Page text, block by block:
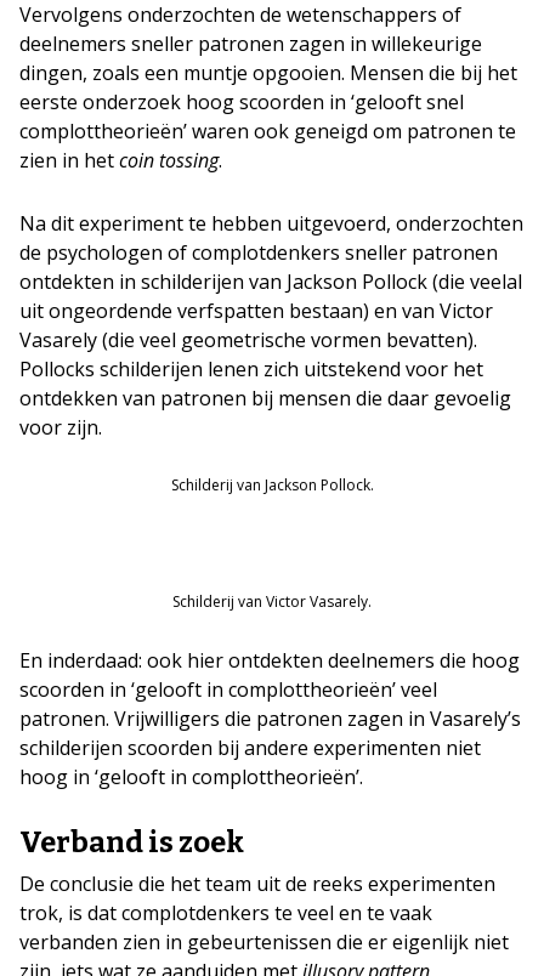
Vervolgens onderzochten de wetenschappers of
deelnemers sneller patronen zagen in willekeurige
dingen, zoals een muntje opgooien. Mensen die bij het
eerste onderzoek hoog scoorden in ‘gelooft snel
complottheorieën’ waren ook geneigd om patronen te
zien in hetcoin tossing.
Na dit experiment te hebben uitgevoerd, onderzochten
de psychologen of complotdenkers sneller patronen
ontdekten in schilderijen van Jackson Pollock (die veelal
uit ongeordende verfspatten bestaan) en van Victor
Vasarely (die veel geometrische vormen bevatten).
Pollocks schilderijen lenen zich uitstekend voor het
ontdekken van patronen bij mensen die daar gevoelig
voor zijn.
Schilderij van Jackson Pollock.
Schilderij van Victor Vasarely.
En inderdaad: ook hier ontdekten deelnemers die hoog
scoorden in ‘gelooft in complottheorieën’ veel
patronen. Vrijwilligers die patronen zagen in Vasarely’s
schilderijen scoorden bij andere experimenten niet
hoog in ‘gelooft in complottheorieën’.
Verband is zoek
De conclusie die het team uit de reeks experimenten
trok, is dat complotdenkers te veel en te vaak
verbanden zien in gebeurtenissen die er eigenlijk niet